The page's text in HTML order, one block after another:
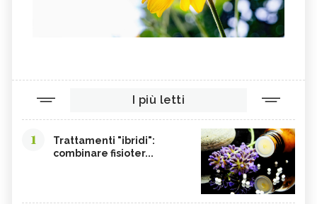
I più letti
1
Trattamenti "ibridi":
combinare fisioter...